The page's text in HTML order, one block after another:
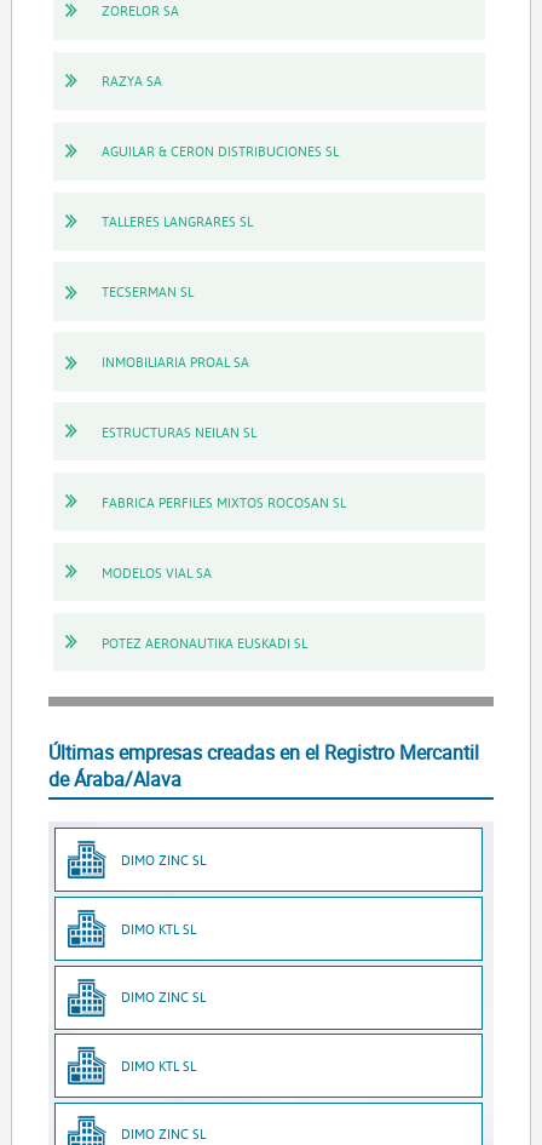
ZORELOR SA
RAZYA SA
AGUILAR & CERON DISTRIBUCIONES SL
TALLERES LANGRARES SL
TECSERMAN SL
INMOBILIARIA PROAL SA
ESTRUCTURAS NEILAN SL
FABRICA PERFILES MIXTOS ROCOSAN SL
MODELOS VIAL SA
POTEZ AERONAUTIKA EUSKADI SL
Últimas empresas creadas en el Registro Mercantil
de Áraba/Alava
DIMO ZINC SL
DIMO KTL SL
DIMO ZINC SL
DIMO KTL SL
DIMO ZINC SL